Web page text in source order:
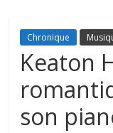
Chronique
Keaton
son